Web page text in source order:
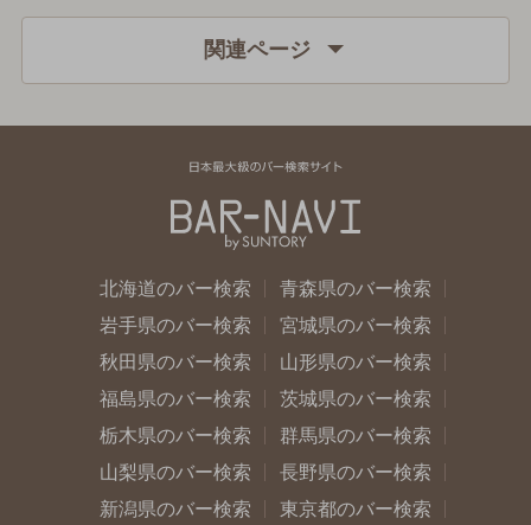
関連ページ
北海道のバー検索
青森県のバー検索
岩手県のバー検索
宮城県のバー検索
秋田県のバー検索
山形県のバー検索
福島県のバー検索
茨城県のバー検索
栃木県のバー検索
群馬県のバー検索
山梨県のバー検索
長野県のバー検索
新潟県のバー検索
東京都のバー検索